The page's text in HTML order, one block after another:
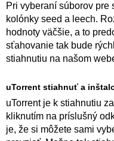
Pri vyberaní súborov
kolónky seed a leech.
hodnoty väčšie, a to
sťahovanie tak bude
stiahnutiu na našom
uTorrent stiahnuť a
uTorrent je k stiahnutiu
kliknutím na príslušný
je, že si môžete sami